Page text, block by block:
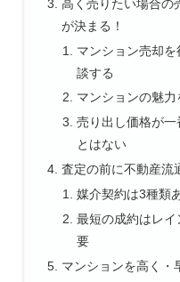
高く売りたい場合
が決まる！
マンション売却
談する
マンションの魅
売り出し価格が一
とはない
査定の前に不動産流
媒介契約は3種類
最短の成約はレ
要
マンションを高く・